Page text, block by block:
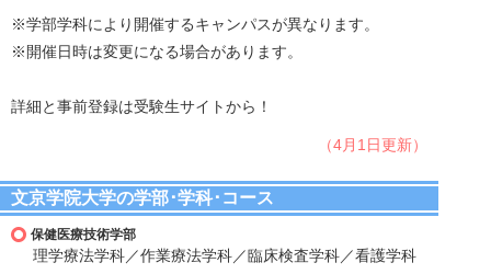
※学部学科により開催するキャンパスが異なります。
※開催日時は変更になる場合があります。
詳細と事前登録は受験生サイトから！
（4月1日更新）
文京学院大学の学部･学科･コース
保健医療技術学部
理学療法学科／作業療法学科／臨床検査学科／看護学科